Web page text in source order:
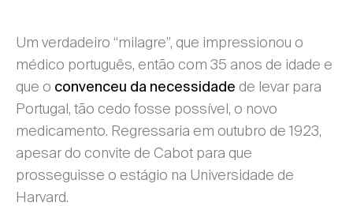
Um verdadeiro “milagre”, que impressionou o
médico português, então com 35 anos de idade e
que o convenceu da necessidade de levar para
Portugal, tão cedo fosse possível, o novo
medicamento. Regressaria em outubro de 1923,
apesar do convite de Cabot para que
prosseguisse o estágio na Universidade de
Harvard.